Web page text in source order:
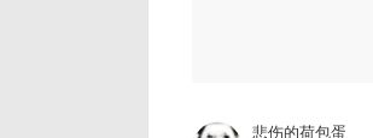
悲伤的荷包蛋